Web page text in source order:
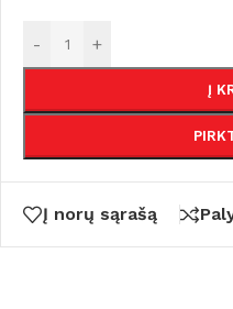
- +
Į
Į norų sąrašą